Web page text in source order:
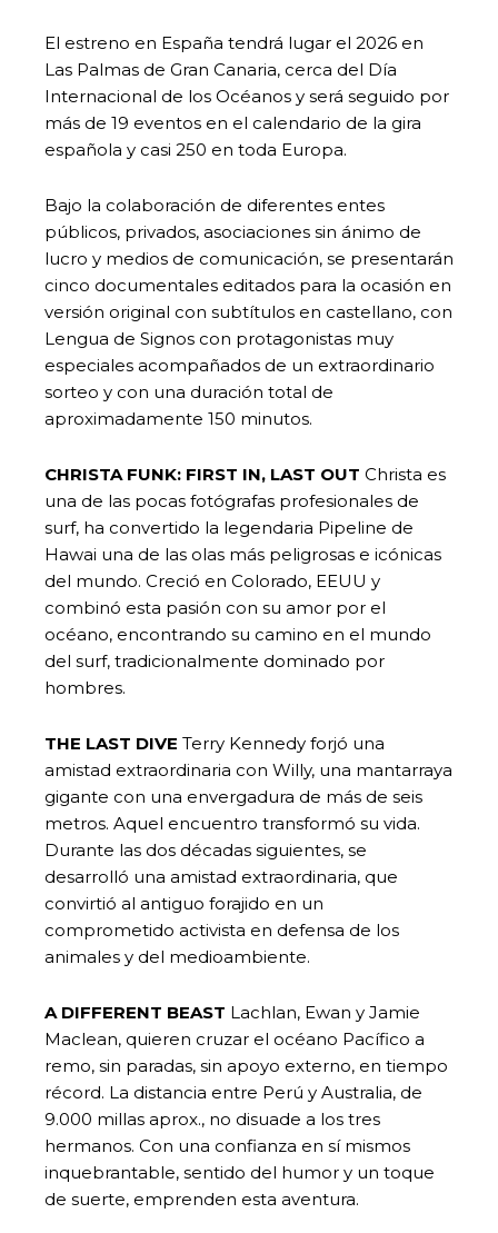
El estreno en España tendrá lugar el 2026 en
Las Palmas de Gran Canaria, cerca del Día
Internacional de los Océanos y será seguido por
más de 19 eventos en el calendario de la gira
española y casi 250 en toda Europa.
Bajo la colaboración de diferentes entes
públicos, privados, asociaciones sin ánimo de
lucro y medios de comunicación, se presentarán
cinco documentales editados para la ocasión en
versión original con subtítulos en castellano, con
Lengua de Signos con protagonistas muy
especiales acompañados de un extraordinario
sorteo y con una duración total de
aproximadamente 150 minutos.
CHRISTA FUNK: FIRST IN, LAST OUT Christa es
una de las pocas fotógrafas profesionales de
surf, ha convertido la legendaria Pipeline de
Hawai una de las olas más peligrosas e icónicas
del mundo. Creció en Colorado, EEUU y
combinó esta pasión con su amor por el
océano, encontrando su camino en el mundo
del surf, tradicionalmente dominado por
hombres.
THE LAST DIVE Terry Kennedy forjó una
amistad extraordinaria con Willy, una mantarraya
gigante con una envergadura de más de seis
metros. Aquel encuentro transformó su vida.
Durante las dos décadas siguientes, se
desarrolló una amistad extraordinaria, que
convirtió al antiguo forajido en un
comprometido activista en defensa de los
animales y del medioambiente.
A DIFFERENT BEAST Lachlan, Ewan y Jamie
Maclean, quieren cruzar el océano Pacífico a
remo, sin paradas, sin apoyo externo, en tiempo
récord. La distancia entre Perú y Australia, de
9.000 millas aprox., no disuade a los tres
hermanos. Con una confianza en sí mismos
inquebrantable, sentido del humor y un toque
de suerte, emprenden esta aventura.